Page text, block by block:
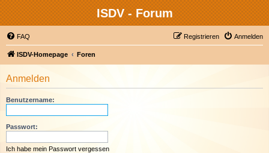
ISDV - Forum
FAQ Anmelden
Registrieren
ISDV-Homepage Foren
Anmelden
Benutzername:
Passwort:
Ich habe mein Passwort vergessen